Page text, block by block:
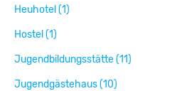
Heuhotel (1)
Hostel (1)
Jugendbildungsstätte (11)
Jugendgästehaus (10)